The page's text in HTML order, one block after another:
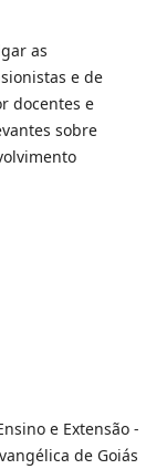
as
e de
docentes e
sobre
e Extensão -
de Goiás